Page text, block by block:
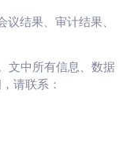
结果、审计结果、
文中所有信息、数据
请联系：